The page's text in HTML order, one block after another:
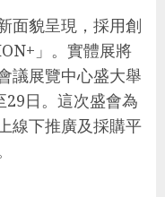
面貌呈現，採用創
」。實體展將
議展覽中心盛大舉
日。這次盛會為
線下推廣及採購平